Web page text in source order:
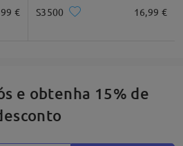
€ S3500 16,99 €
e obtenha 15% de